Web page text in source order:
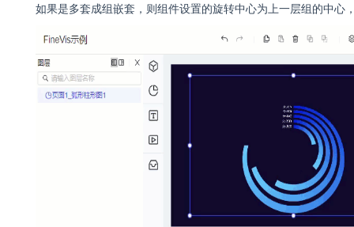
如果是多套成组嵌套，则组件设置的旋转中心为上一层组的中心